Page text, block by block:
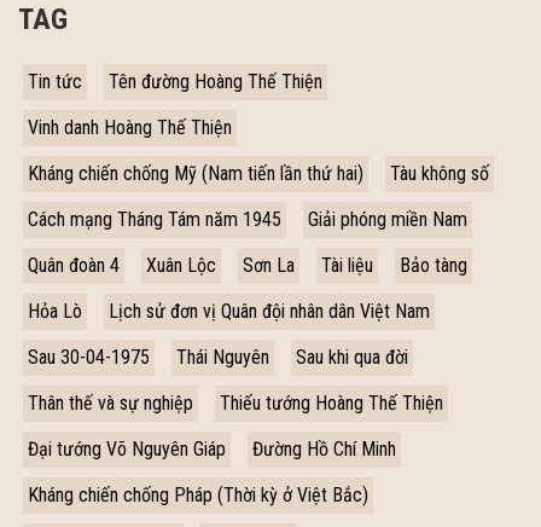
TAG
Tin tức
Tên đường Hoàng Thế Thiện
Vinh danh Hoàng Thế Thiện
Kháng chiến chống Mỹ (Nam tiến lần thứ hai)
Tàu không số
Cách mạng Tháng Tám năm 1945
Giải phóng miền Nam
Quân đoàn 4
Xuân Lộc Sơn La Tài liệu
Bảo tàng
Hỏa Lò
Lịch sử đơn vị Quân đội nhân dân Việt Nam
Sau 30-04-1975
Thái Nguyên
Sau khi qua đời
Thân thế và sự nghiệp
Thiếu tướng Hoàng Thế Thiện
Đại tướng Võ Nguyên Giáp
Đường Hồ Chí Minh
Kháng chiến chống Pháp (Thời kỳ ở Việt Bắc)